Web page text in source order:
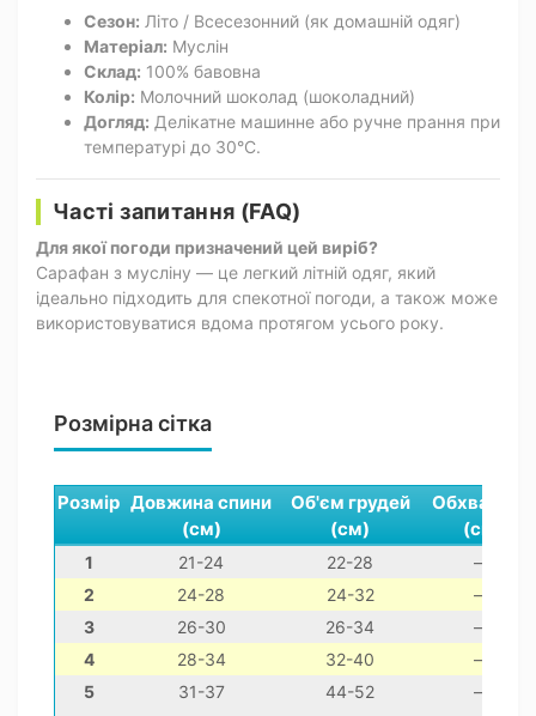
Сезон: Літо / Всесезонний (як домашній одяг)
Матеріал: Муслін
Склад: 100% бавовна
Колір: Молочний шоколад (шоколадний)
Догляд: Делікатне машинне або ручне прання при
температурі до 30°C.
Часті запитання (FAQ)
Для якої погоди призначений цей виріб?
Сарафан з мусліну — це легкий літній одяг, який
ідеально підходить для спекотної погоди, а також може
використовуватися вдома протягом усього року.
Розмірна сітка
Розмір Довжина спини
(см)
Об'єм грудей
(см)
Обхват шиї
(см)
1 21-24 22-28
—
2
24-28 24-32
—
3
26-30 26-34
—
4
28-34 32-40
—
5
31-37 44-52 —